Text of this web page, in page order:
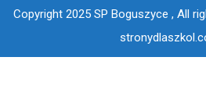
Copyright 2025 SP Boguszyce , All